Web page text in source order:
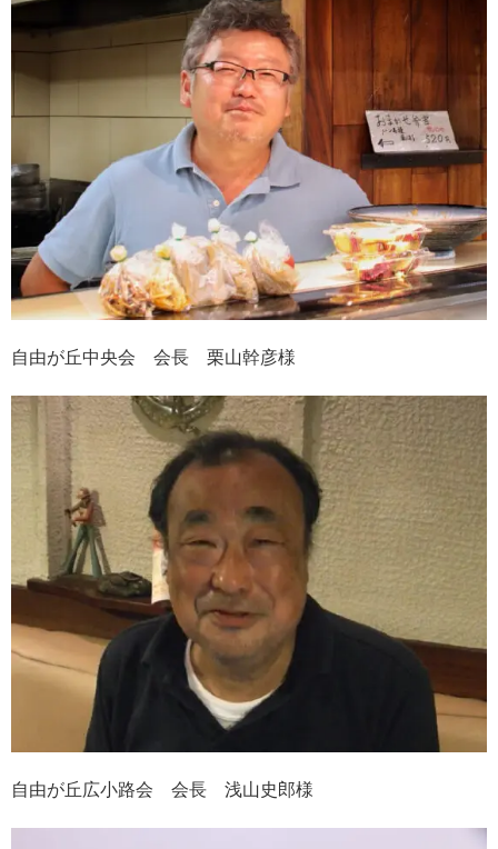
自由が丘中央会 会長 栗山幹彦様
自由が丘広小路会 会長 浅山史郎様